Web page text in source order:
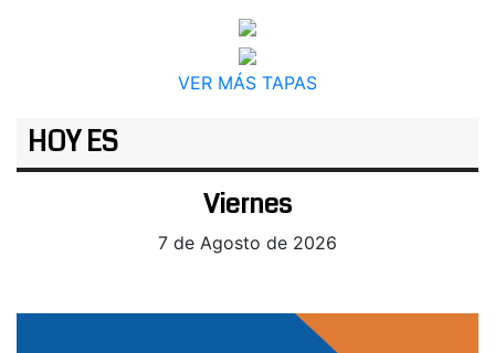
VER MÁS TAPAS
HOY ES
Viernes
7 de Agosto de 2026